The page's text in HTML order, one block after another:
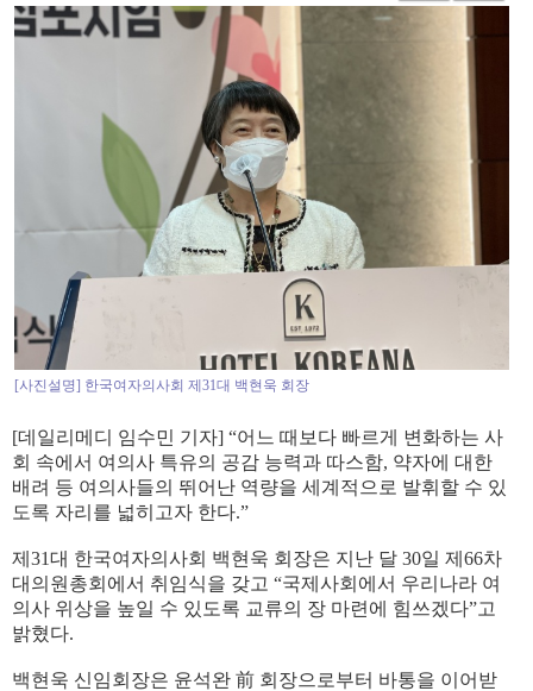
[사진설명] 한국여자의사회 제31대 백현욱 회장
[데일리메디 임수민 기자] “어느 때보다 빠르게 변화하는 사
회 속에서 여의사 특유의 공감 능력과 따스함, 약자에 대한
배려 등 여의사들의 뛰어난 역량을 세계적으로 발휘할 수 있
도록 자리를 넓히고자 한다.”
제31대 한국여자의사회 백현욱 회장은 지난 달 30일 제66차
대의원총회에서 취임식을 갖고 “국제사회에서 우리나라 여
의사 위상을 높일 수 있도록 교류의 장 마련에 힘쓰겠다”고
밝혔다.
백현욱 신임회장은 윤석완 前 회장으로부터 바통을 이어받